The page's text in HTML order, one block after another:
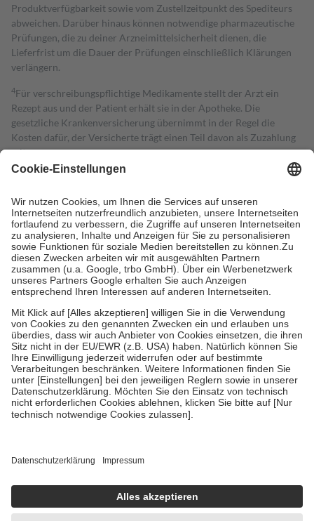
Produktverfügbarkeit sowie vom Zustellzeitpunkt des Spediteurs
abweichen. Darüber hinaus können notwendige pharmazeutische
Prüfungen, die zu deiner Arzneimittelsicherheit dienen, die
Lieferfrist um die Dauer der Prüfungen einschließlich Klärungen
verlängern.
4Für verschreibungspflichtige Medikamente stellt der Arzt ein
Rezept aus und der Patient erhält sie in der Apotheke. Die
gesetzliche Krankenversicherung übernimmt in der Regel die
Kosten dafür, der Versicherte trägt einen Teil davon als Zuzahlung
mit.
Grundsätzlich leisten Mitglieder Zuzahlungen in Höhe von zehn
höchstens zehn Euro.
Es sind jedoch nie mehr als die tatsächlichen
Kosten der Leistung zu entrichten.
Diese Regeln gelten grundsätzlich auch für Online-Apotheken.
Bei Heilmitteln und häuslicher Krankenpflege beträgt die
Zuzahlung zehn Prozent der Kosten sowie zehn Euro je
Verordnung.
Um das Engagement der Versicherten für ihre eigene Gesundheit zu
stärken und die besondere Stellung der Familie zu unterstützen,
fallenkeine Zuzahlungenan bei:
• Kindern und Jugendlichen bis zum vollendeten 18. Lebensjahr
mit Ausnahme der Fahrkosten
• Untersuchungen zur Vorsorge und Früherkennung, die von der
GKV getragen werden
• empfohlenen Schutzimpfungen
• Harn- und Blutteststreifen
getroffen, um sicherzustellen, dass es sich um echte Bewertungen
https://help.etrusted.com/hc/de/articles/4419944605341
Einige Bilder und Inhalte wurden unter Zuhilfenahme künstlicher